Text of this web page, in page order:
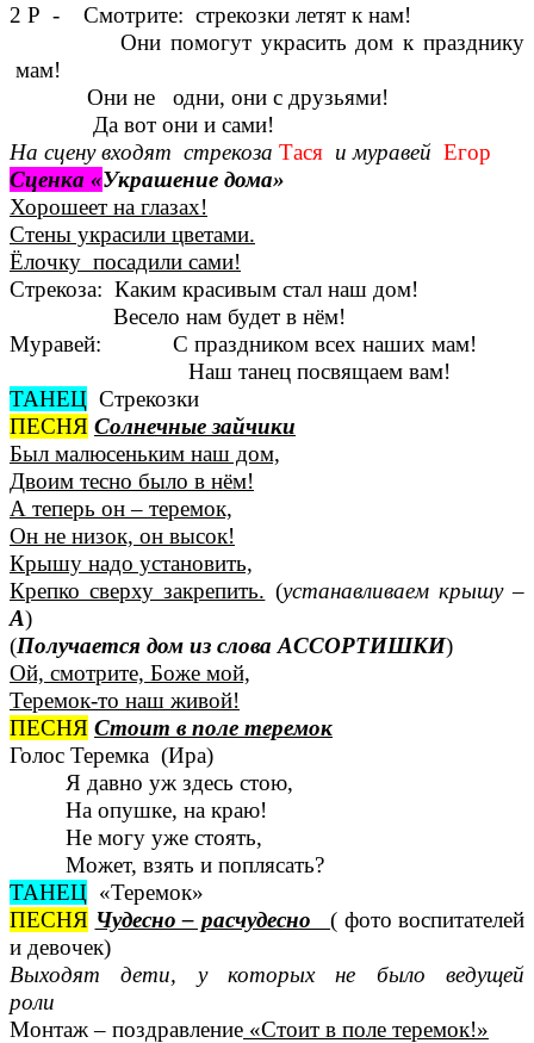
2 Р - Смотрите: стрекозки летят к нам!
Они помогут украсить дом к празднику
мам!
Они не одни, они с друзьями!
Да вот они и сами!
На сцену входят стрекоза Тася и муравей Егор
Сценка «Украшение дома»
Хорошеет на глазах!
Стены украсили цветами.
Ёлочку посадили сами!
Стрекоза: Каким красивым стал наш дом!
Весело нам будет в нём!
Муравей: С праздником всех наших мам!
Наш танец посвящаем вам!
ТАНЕЦ Стрекозки
ПЕСНЯ Солнечные зайчики
Был малюсеньким наш дом,
Двоим тесно было в нём!
А теперь он – теремок,
Он не низок, он высок!
Крышу надо установить,
Крепко сверху закрепить. (устанавливаем крышу –
А)
(Получается дом из слова АССОРТИШКИ)
Ой, смотрите, Боже мой,
Теремок-то наш живой!
ПЕСНЯ Стоит в поле теремок
Голос Теремка (Ира)
Я давно уж здесь стою,
На опушке, на краю!
Не могу уже стоять,
Может, взять и поплясать?
ТАНЕЦ «Теремок»
ПЕСНЯ Чудесно – расчудесно ( фото воспитателей
и девочек)
Выходят дети, у которых не было ведущей
роли
Монтаж – поздравление «Стоит в поле теремок!»